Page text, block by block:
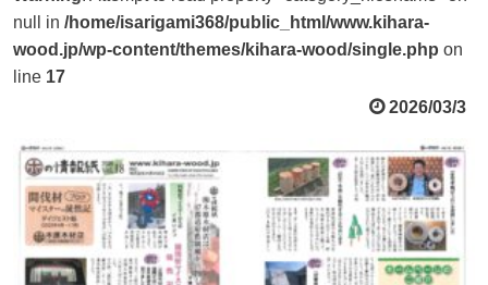
null in /home/isarigami368/public_html/www.kihara-
wood.jp/wp-content/themes/kihara-wood/single.php on
line 17
2026/03/3